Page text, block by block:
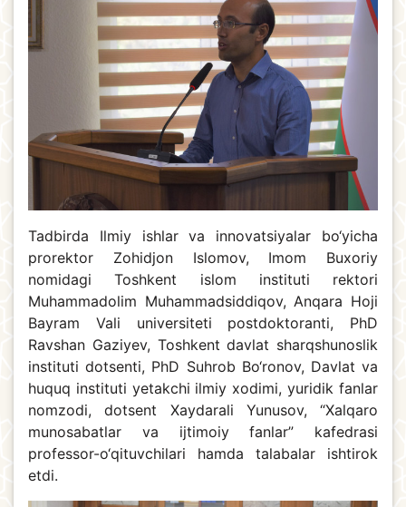
Tadbirda Ilmiy ishlar va innovatsiyalar bo‘yicha
prorektor Zohidjon Islomov, Imom Buxoriy
nomidagi Toshkent islom instituti rektori
Muhammadolim Muhammadsiddiqov, Anqara Hoji
Bayram Vali universiteti postdoktoranti, PhD
Ravshan Gaziyev, Toshkent davlat sharqshunoslik
instituti dotsenti, PhD Suhrob Bo‘ronov, Davlat va
huquq instituti yetakchi ilmiy xodimi, yuridik fanlar
nomzodi, dotsent Xaydarali Yunusov, “Xalqaro
munosabatlar va ijtimoiy fanlar” kafedrasi
professor-o‘qituvchilari hamda talabalar ishtirok
etdi.